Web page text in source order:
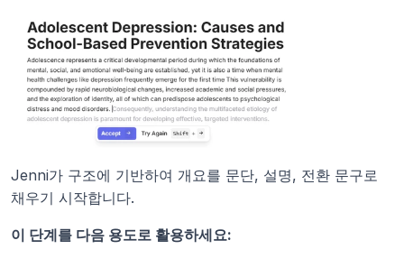
Jenni가 구조에 기반하여 개요를 문단, 설명, 전환 문구로
채우기 시작합니다.
이 단계를 다음 용도로 활용하세요: